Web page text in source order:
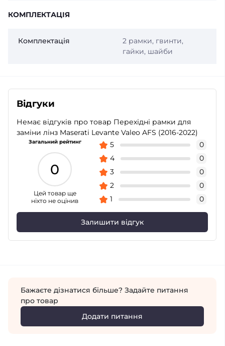
КОМПЛЕКТАЦІЯ
Комплектація
2 рамки, гвинти,
гайки, шайби
Відгуки
Немає відгуків про товар Перехідні рамки для
заміни лінз Maserati Levante Valeo AFS (2016-2022)
Загальний рейтинг
0
Цей товар ще
ніхто не оцінив
5
0
4
0
3
0
2
0
1
0
Залишити відгук
Бажаєте дізнатися більше? Задайте питання
про товар
Додати питання